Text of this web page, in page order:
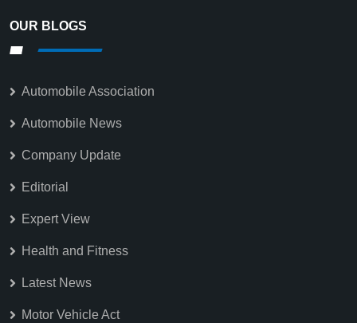
OUR BLOGS
Automobile Association
Automobile News
Company Update
Editorial
Expert View
Health and Fitness
Latest News
Motor Vehicle Act